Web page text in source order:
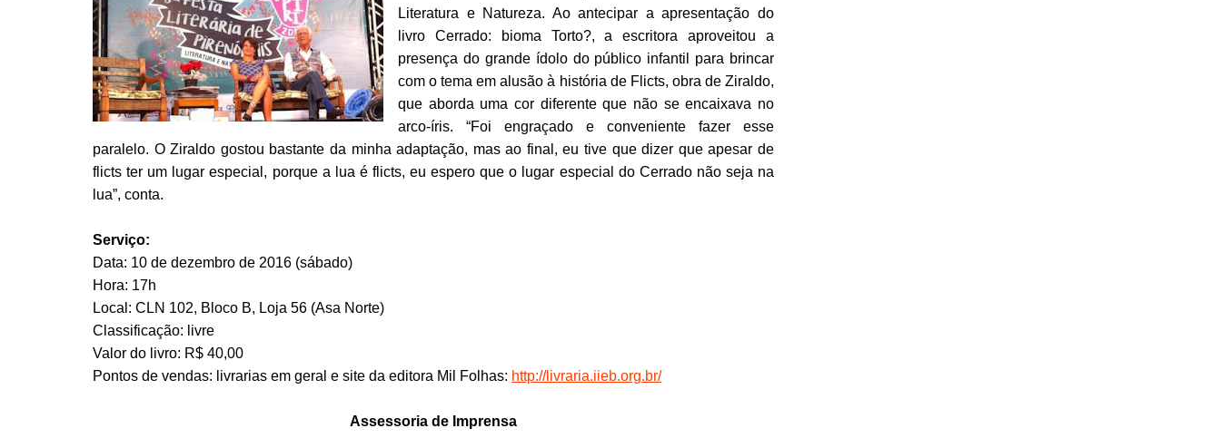
Literatura e Natureza. Ao antecipar a apresentação do
livro Cerrado: bioma Torto?, a escritora aproveitou a
presença do grande ídolo do público infantil para brincar
com o tema em alusão à história de Flicts, obra de Ziraldo,
que aborda uma cor diferente que não se encaixava no
arco-íris. “Foi engraçado e conveniente fazer esse
paralelo. O Ziraldo gostou bastante da minha adaptação, mas ao final, eu tive que dizer que apesar de
flicts ter um lugar especial, porque a lua é flicts, eu espero que o lugar especial do Cerrado não seja na
lua”, conta.
Serviço:
Data: 10 de dezembro de 2016 (sábado)
Hora: 17h
Local: CLN 102, Bloco B, Loja 56 (Asa Norte)
Classificação: livre
Valor do livro: R$ 40,00
Pontos de vendas: livrarias em geral e site da editora Mil Folhas: http://livraria.iieb.org.br/
Assessoria de Imprensa